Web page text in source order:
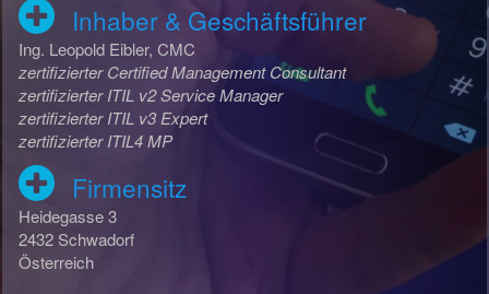
Inhaber & Geschäftsführer
Ing. Leopold Eibler, CMC
zertifizierter Certified Management Consultant
zertifizierter ITIL v2 Service Manager
zertifizierter ITIL v3 Expert
zertifizierter ITIL4 MP
Firmensitz
Heidegasse 3
2432 Schwadorf
Österreich